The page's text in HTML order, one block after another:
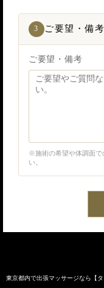
3 ご要望・備考
ご要望・備考
※施術の希望や体調面で
い。
東京都内で出張マッサージなら【タ